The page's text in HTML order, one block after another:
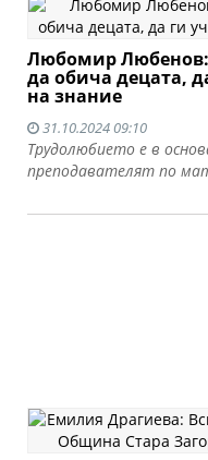
Любомир Любенов:
да обича децата,
на знание
31.10.2024 09:10
Трудолюбието е в
преподавателят по